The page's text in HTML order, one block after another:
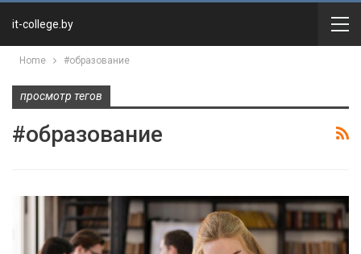
it-college.by
Home #образование
просмотр тегов
#образование